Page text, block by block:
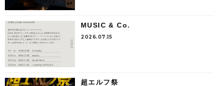
MUSIC & Co.
2026.07.15
超エルフ祭